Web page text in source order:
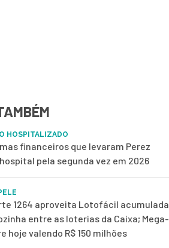
HOSPITALIZADO
financeiros que levaram Perez
pela segunda vez em 2026
1264 aproveita Lotofácil acumulada
entre as loterias da Caixa; Mega-
hoje valendo R$ 150 milhões